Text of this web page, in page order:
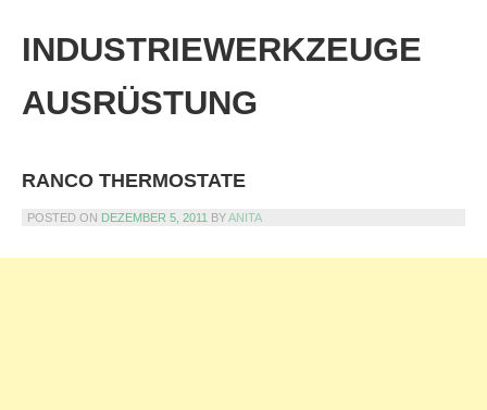
content
INDUSTRIEWERKZEUGE
AUSRÜSTUNG
RANCO THERMOSTATE
POSTED ON DEZEMBER 5, 2011 BYANITA